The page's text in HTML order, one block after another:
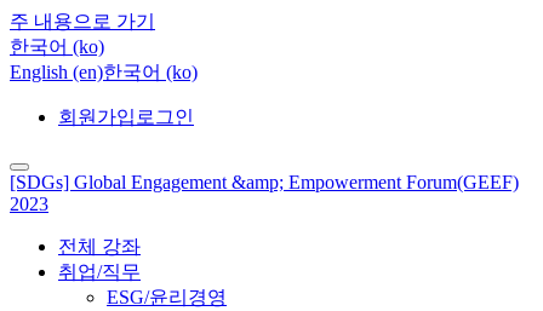
주 내용으로 가기
한국어 ‎(ko)‎
English ‎(en)‎한국어 ‎(ko)‎
회원가입 로그인
[SDGs] Global Engagement &amp; Empowerment Forum(GEEF)
2023
전체 강좌
취업/직무
ESG/윤리경영